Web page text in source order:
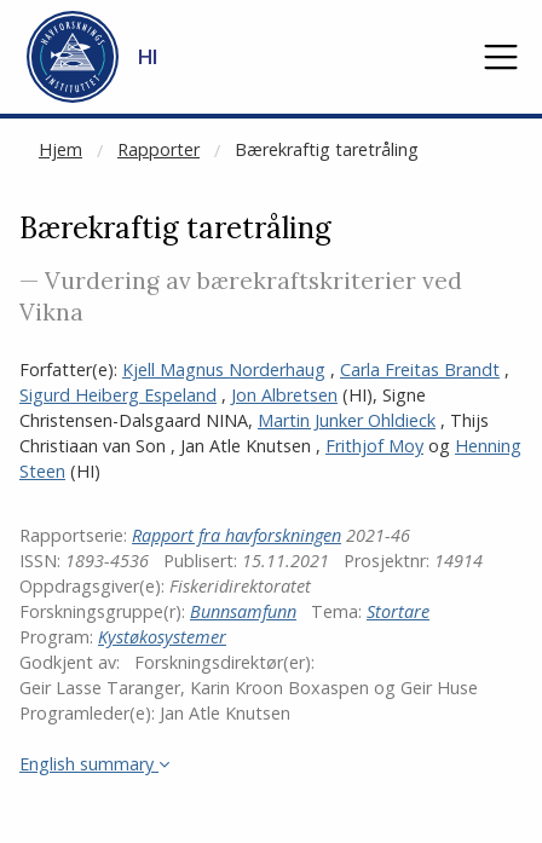
Gå til hovedinnhold
HI
Hjem Rapporter Bærekraftig taretråling
NOT CACHED
Bærekraftig taretråling
— Vurdering av bærekraftskriterier ved
Vikna
Forfatter(e): Kjell Magnus Norderhaug , Carla Freitas Brandt ,
Sigurd Heiberg Espeland , Jon Albretsen (HI), Signe
Christensen-Dalsgaard NINA, Martin Junker Ohldieck , Thijs
Christiaan van Son , Jan Atle Knutsen , Frithjof Moy og Henning
Steen (HI)
Rapportserie: Rapport fra havforskningen 2021-46
ISSN: 1893-4536 Publisert: 15.11.2021 Prosjektnr: 14914
Oppdragsgiver(e): Fiskeridirektoratet
Forskningsgruppe(r): Bunnsamfunn Tema: Stortare
Program: Kystøkosystemer
Godkjent av:
Forskningsdirektør(er):
Geir Lasse Taranger, Karin Kroon Boxaspen og Geir Huse
Programleder(e): Jan Atle Knutsen
English summary